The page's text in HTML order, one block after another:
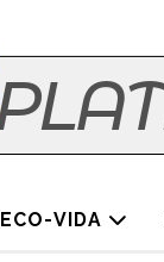
ECO-VIDA